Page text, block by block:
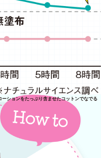
ションをたっぷり含ませたコットンでなでる